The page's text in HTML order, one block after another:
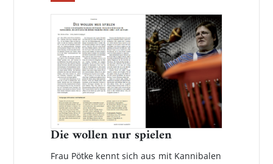
Die wollen nur spielen
Frau Pötke kennt sich aus mit Kannibalen